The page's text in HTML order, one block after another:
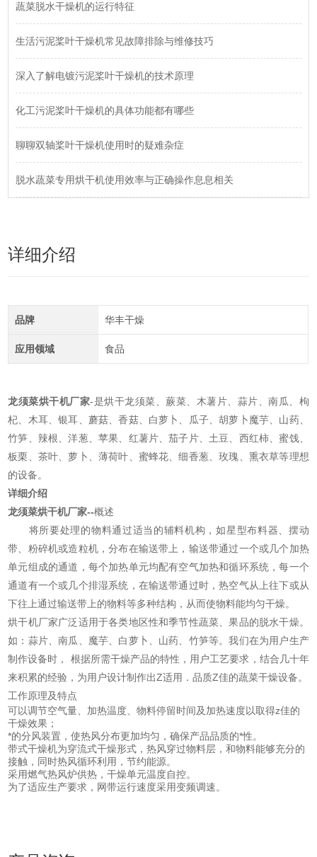
蔬菜脱水干燥机的运行特征
生活污泥桨叶干燥机常见故障排除与维修技巧
深入了解电镀污泥桨叶干燥机的技术原理
化工污泥桨叶干燥机的具体功能都有哪些
聊聊双轴桨叶干燥机使用时的疑难杂症
脱水蔬菜专用烘干机使用效率与正确操作息息相关
详细介绍
品牌 华丰干燥
应用领域 食品
龙须菜烘干机厂家-是烘干龙须菜、蕨菜、木薯片、蒜片、南瓜、枸
杞、木耳、银耳、蘑菇、香菇、白萝卜、瓜子、胡萝卜魔芋、山药、
竹笋、辣根、洋葱、苹果、红薯片、茄子片、土豆、西红柿、蜜饯、
板栗、茶叶、萝卜、薄荷叶、蜜蜂花、细香葱、玫瑰、熏衣草等理想
的设备。
详细介绍
龙须菜烘干机厂家--概述
将所要处理的物料通过适当的辅料机构，如星型布料器、摆动
带、粉碎机或造粒机，分布在输送带上，输送带通过一个或几个加热
单元组成的通道，每个加热单元均配有空气加热和循环系统，每一个
通道有一个或几个排湿系统，在输送带通过时，热空气从上往下或从
下往上通过输送带上的物料等多种结构，从而使物料能均匀干燥。
烘干机厂家广泛适用于各类地区性和季节性蔬菜、果品的脱水干燥。
如：蒜片、南瓜、魔芋、白萝卜、山药、竹笋等。我们在为用户生产
制作设备时， 根据所需干燥产品的特性，用户工艺要求，结合几十年
来积累的经验，为用户设计制作出Z适用．品质Z佳的蔬菜干燥设备。
工作原理及特点
可以调节空气量、加热温度、物料停留时间及加热速度以取得z佳的
干燥效果；
*的分风装置，使热风分布更加均匀，确保产品品质的*性。
带式干燥机为穿流式干燥形式，热风穿过物料层，和物料能够充分的
接触，同时热风循环利用，节约能源。
采用燃气热风炉供热，干燥单元温度自控。
为了适应生产要求，网带运行速度采用变频调速。